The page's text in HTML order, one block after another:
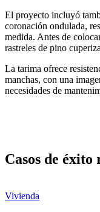
El proyecto incluyó
coronación ondulada,
medida. Antes de
rastreles de pino
La tarima ofrece
manchas, con una
necesidades de
Casos de éxito
Vivienda